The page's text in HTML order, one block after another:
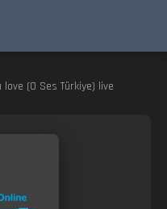
love (O Ses Türkiye) live